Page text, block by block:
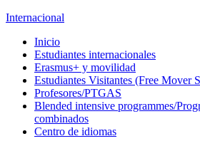
Internacional
Inicio
Estudiantes internacionales
Erasmus+ y movilidad
Estudiantes Visitantes (Free Mover
Profesores/PTGAS
Blended intensive programmes/
combinados
Centro de idiomas